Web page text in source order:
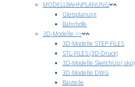
MODELLBAHNPLANUNG
Gleisplanung
Bahnhöfe
3D-Modelle >>
3D-Modelle STEP-FILES
STL-FILES (3D-Druck)
3D-Modelle SketchUp (.skp)
3D-Modelle DWG
Bauteile